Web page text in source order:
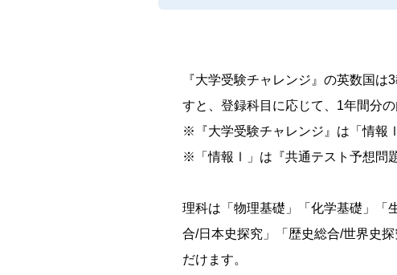
『大学受験チャレンジ』の英数国
すと、登録科目に応じて、1年間分
※『大学受験チャレンジ』は「情報
※「情報Ⅰ」は『共通テスト予想問
理科は「物理基礎」「化学基礎」「
合/日本史探究」「歴史総合/世界史
だけます。